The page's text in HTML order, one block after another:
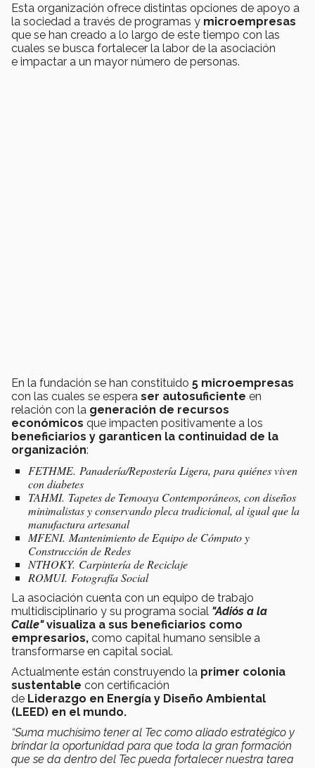
Esta organización ofrece distintas opciones de apoyo a
la sociedad a través de programas y microempresas
que se han creado a lo largo de este tiempo con las
cuales se busca fortalecer la labor de la asociación
e impactar a un mayor número de personas.
En la fundación se han constituido 5 microempresas
con las cuales se espera ser autosuficiente en
relación con la generación de recursos
económicos que impacten positivamente a los
beneficiarios y garanticen la continuidad de la
organización:
FETHME. Panadería/Repostería Ligera, para quiénes viven
con diabetes
TAHMI. Tapetes de Temoaya Contemporáneos, con diseños
minimalistas y conservando pleca tradicional, al igual que la
manufactura artesanal
MFENI. Mantenimiento de Equipo de Cómputo y
Construcción de Redes
NTHOKY. Carpintería de Reciclaje
ROMUI. Fotografía Social ​
La asociación cuenta con un equipo de trabajo
multidisciplinario y su programa social "Adiós a la
Calle" visualiza a sus beneficiarios como
empresarios, como capital humano sensible a
transformarse en capital social.
Actualmente están construyendo la primer colonia
sustentable con certificación
de Liderazgo en Energía y Diseño Ambiental
(LEED) en el mundo.
“Suma muchísimo tener al Tec como aliado estratégico y
brindar la oportunidad para que toda la gran formación
que se da dentro del Tec pueda fortalecer nuestra tarea